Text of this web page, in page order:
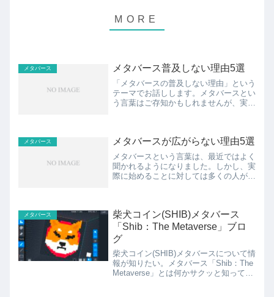
メタバース メタバース普及しない理由5選
「メタバースの普及しない理由」という
テーマでお話しします。メタバースとい
う言葉はご存知かもしれませんが、実際
の中でメタバースに興味を...
メタバース メタバースが広がらない理由5選
メタバースという言葉は、最近ではよく
聞かれるようになりました。しかし、実
際に始めることに対しては多くの人が踏
要や始めることのメリットに...
メタバース
柴犬コイン(SHIB)メタバース
「Shib：The Metaverse」ブロ
グ
柴犬コイン(SHIB)メタバースについて情
報が知りたい。メタバース「Shib：The
Metaverse」とは何かサクッと知ってお